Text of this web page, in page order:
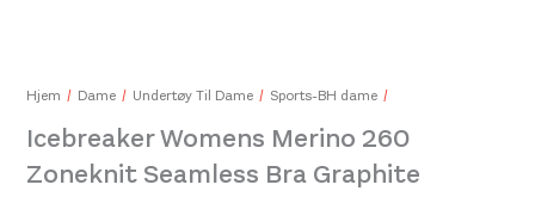
Hjem Dame Undertøy Til Dame Sports-BH dame
Icebreaker Womens Merino 260
Zoneknit Seamless Bra Graphite